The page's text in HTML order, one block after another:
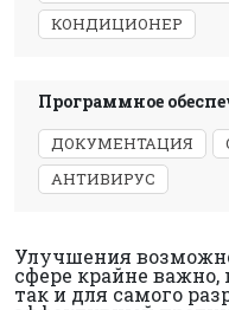
КОНДИЦИОНЕР
Программное
ДОКУМЕНТАЦИЯ
АНТИВИРУС
Улучшения
сфере крайне важно,
так и для самого